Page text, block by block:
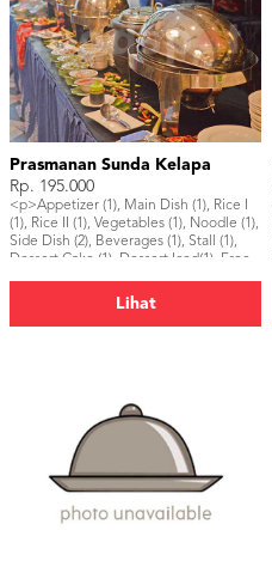
Prasmanan Sunda Kelapa
Rp. 195.000
<p>Appetizer (1), Main Dish (1), Rice I
(1), Rice II (1), Vegetables (1), Noodle (1),
Side Dish (2), Beverages (1), Stall (1),
Dessert Cake (1), Dessert Iced(1), Free
Lihat